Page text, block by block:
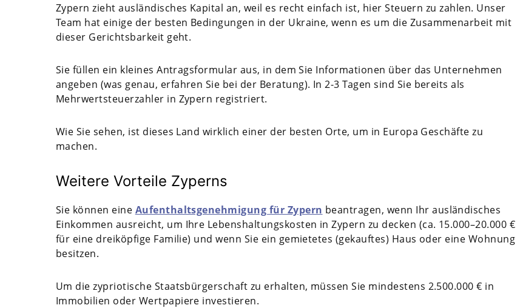
Zypern zieht ausländisches Kapital an, weil es recht einfach ist, hier Steuern zu zahlen. Unser
Team hat einige der besten Bedingungen in der Ukraine, wenn es um die Zusammenarbeit mit
dieser Gerichtsbarkeit geht.
Sie füllen ein kleines Antragsformular aus, in dem Sie Informationen über das Unternehmen
angeben (was genau, erfahren Sie bei der Beratung). In 2-3 Tagen sind Sie bereits als
Mehrwertsteuerzahler in Zypern registriert.
Wie Sie sehen, ist dieses Land wirklich einer der besten Orte, um in Europa Geschäfte zu
machen.
Weitere Vorteile Zyperns
Sie können eine Aufenthaltsgenehmigung für Zypern beantragen, wenn Ihr ausländisches
Einkommen ausreicht, um Ihre Lebenshaltungskosten in Zypern zu decken (ca. 15.000–20.000 €
für eine dreiköpfige Familie) und wenn Sie ein gemietetes (gekauftes) Haus oder eine Wohnung
besitzen.
Um die zypriotische Staatsbürgerschaft zu erhalten, müssen Sie mindestens 2.500.000 € in
Immobilien oder Wertpapiere investieren.